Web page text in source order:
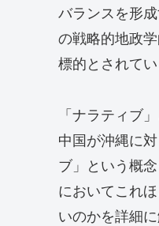
バランスを形
の戦略的地政
標的とされてい
「ナラティブ
中国が沖縄に
ブ」という概
においてこれ
いのかを詳細に